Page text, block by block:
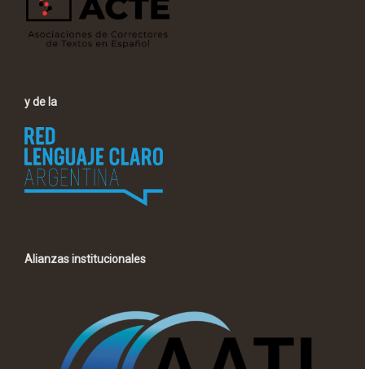
y de la
Alianzas institucionales